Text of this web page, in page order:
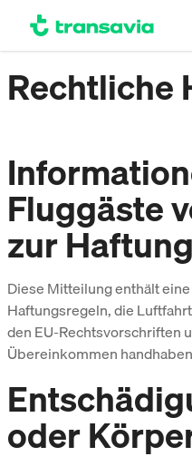
Rechtliche
Fluggäste
zur Haftung
Diese Mitteilung enthält
Haftungsregeln, die
den EU-Rechtsvorschriften
Übereinkommen
oder